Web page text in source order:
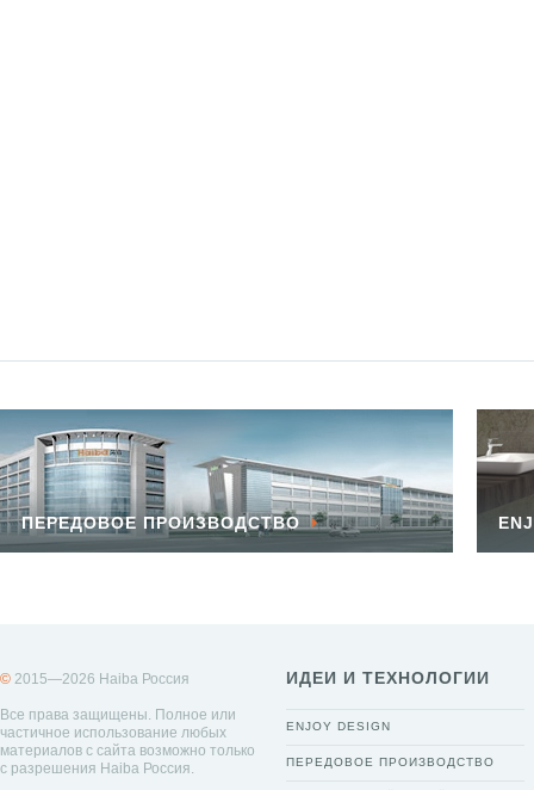
ПЕРЕДОВОЕ ПРОИЗВОДСТВО
© 2015—2026 Haiba Россия
Все права защищены. Полное или
частичное использование любых
материалов с сайта возможно только
с разрешения Haiba Россия.
ИДЕИ И ТЕХНОЛОГИИ
ENJOY DESIGN
ПЕРЕДОВОЕ ПРОИЗВОДСТВО